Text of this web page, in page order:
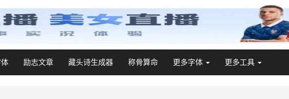
励志文章 藏头诗生成器 称骨算命 更多字体 更多工具